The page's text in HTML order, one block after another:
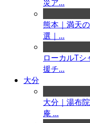
災ア...
熊本｜満天
選｜...
ローカルT
援チ...
大分
大分｜湯布
庵 ...